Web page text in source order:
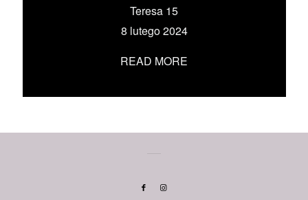
Teresa 15
8 lutego 2024
READ MORE